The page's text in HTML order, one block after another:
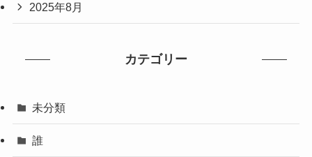
2025年8月
カテゴリー
未分類
誰